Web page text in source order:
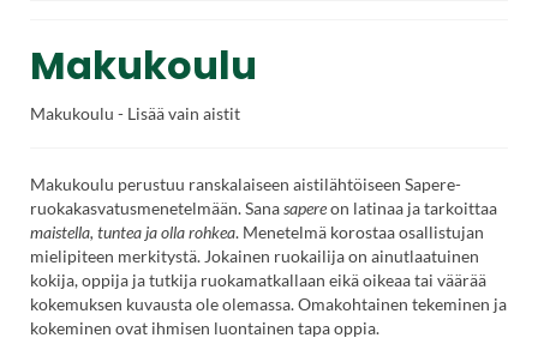
Makukoulu
Makukoulu - Lisää vain aistit
Makukoulu perustuu ranskalaiseen aistilähtöiseen Sapere-
ruokakasvatusmenetelmään. Sanasapereon latinaa ja tarkoittaa
maistella, tuntea ja olla rohkea. Menetelmä korostaa osallistujan
mielipiteen merkitystä. Jokainen ruokailija on ainutlaatuinen
kokija, oppija ja tutkija ruokamatkallaan eikä oikeaa tai väärää
kokemuksen kuvausta ole olemassa. Omakohtainen tekeminen ja
kokeminen ovat ihmisen luontainen tapa oppia.